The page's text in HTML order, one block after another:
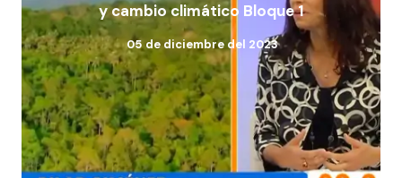
y cambio climático Bloque 1
05 de diciembre del 2023